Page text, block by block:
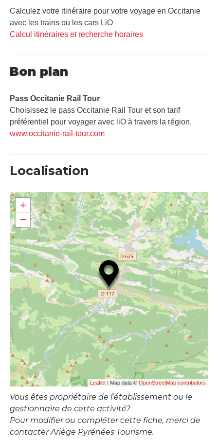
Calculez votre itinéraire pour votre voyage en Occitanie
avec les trains ou les cars LiO
Calcul itinéraires et recherche horaires
Bon plan
Pass Occitanie Rail Tour​
Choisissez le pass Occitanie Rail Tour et son tarif
préférentiel pour voyager avec liO à travers la région.
www.occitanie-rail-tour.com
Localisation
+
−
Leaflet | Map data © OpenStreetMap contributors
Vous êtes propriétaire de l’établissement ou le
gestionnaire de cette activité?
Pour modifier ou compléter cette fiche, merci de
contacter Ariège Pyrénées Tourisme.